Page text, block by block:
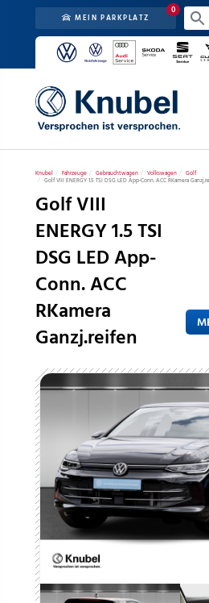
MEIN PARKPLATZ
0
Knubel Fahrzeuge Gebrauchtwagen Volkswagen
Golf
Golf VIII ENERGY 1.5 TSI DSG LED App-Conn. ACC RKamera
Golf VIII
ENERGY 1.5 TSI
DSG LED App-
Conn. ACC
RKamera
Ganzj.reifen